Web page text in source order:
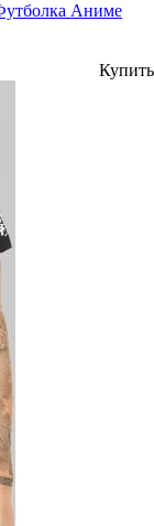
Аниме
Купить